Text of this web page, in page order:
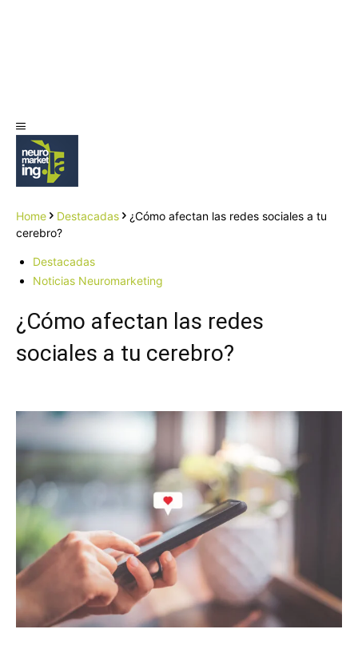
Home Destacadas
¿Cómo afectan las redes sociales a tu
cerebro?
Destacadas
Noticias Neuromarketing
¿Cómo afectan las redes
sociales a tu cerebro?